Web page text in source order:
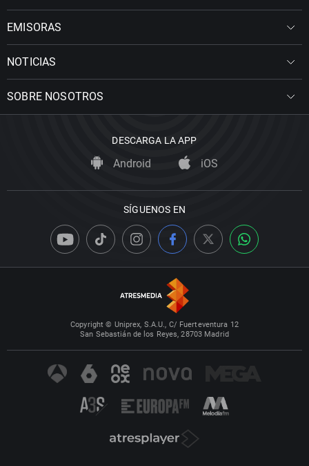
EMISORAS
NOTICIAS
SOBRE NOSOTROS
DESCARGA LA APP
Android iOS
SÍGUENOS EN
Copyright © Uniprex, S.A.U., C/ Fuerteventura 12
San Sebastián de los Reyes, 28703 Madrid